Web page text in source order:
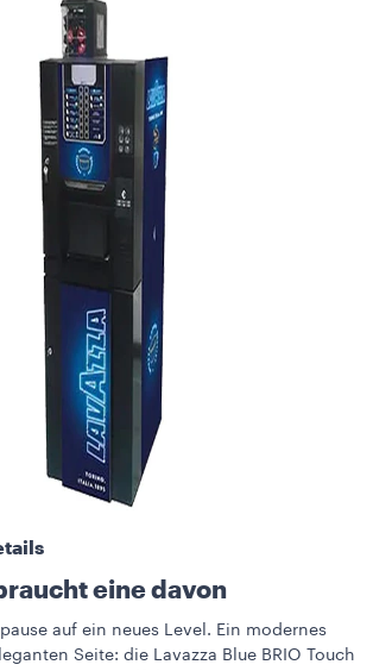
eine davon
auf ein neues Level. Ein modernes
Seite: die Lavazza Blue BRIO Touch